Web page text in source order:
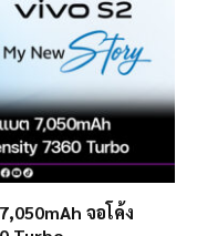
จอโค้ง